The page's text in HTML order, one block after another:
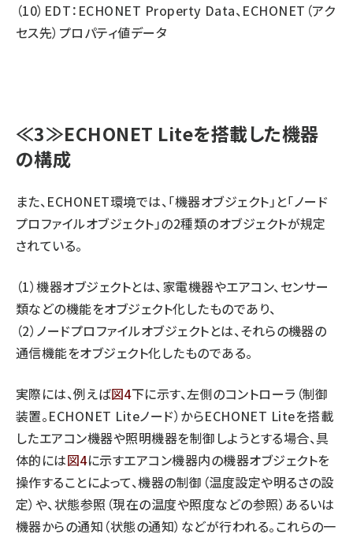
（10）EDT：ECHONET Property Data、ECHONET（アク
セス先）プロパティ値データ
≪3≫ECHONET Liteを搭載した機器
の構成
また、ECHONET環境では、「機器オブジェクト」と「ノード
プロファイルオブジェクト」の2種類のオブジェクトが規定
されている。
（1）機器オブジェクトとは、家電機器やエアコン、センサー
類などの機能をオブジェクト化したものであり、
（2）ノードプロファイルオブジェクトとは、それらの機器の
通信機能をオブジェクト化したものである。
実際には、例えば図4下に示す、左側のコントローラ（制御
装置。ECHONET Liteノード）からECHONET Liteを搭載
したエアコン機器や照明機器を制御しようとする場合、具
体的には図4に示すエアコン機器内の機器オブジェクトを
操作することによって、機器の制御（温度設定や明るさの設
定）や、状態参照（現在の温度や照度などの参照）あるいは
機器からの通知（状態の通知）などが行われる。これらの一